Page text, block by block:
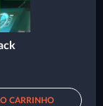
CARRINHO